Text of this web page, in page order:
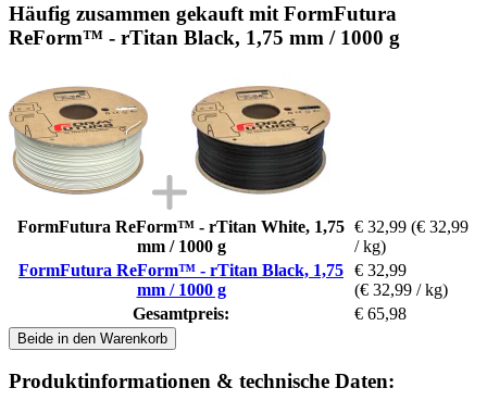
Häufig zusammen gekauft mit FormFutura
ReForm™ - rTitan Black, 1,75 mm / 1000 g
FormFutura ReForm™ - rTitan White, 1,75
mm / 1000 g
€ 32,99 (€ 32,99
/ kg)
FormFutura ReForm™ - rTitan Black, 1,75
mm / 1000 g
€ 32,99
(€ 32,99 / kg)
Gesamtpreis:
€ 65,98
Beide in den Warenkorb
Produktinformationen & technische Daten: